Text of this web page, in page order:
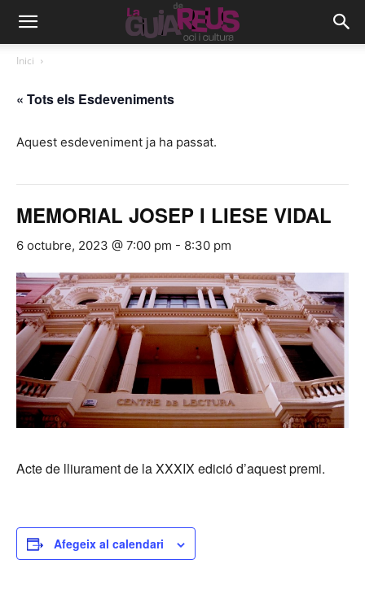
Inici
« Tots els Esdeveniments
Aquest esdeveniment ja ha passat.
MEMORIAL JOSEP I LIESE VIDAL
6 octubre, 2023 @ 7:00 pm - 8:30 pm
Acte de lliurament de la XXXIX edició d’aquest premi.
Afegeix al calendari